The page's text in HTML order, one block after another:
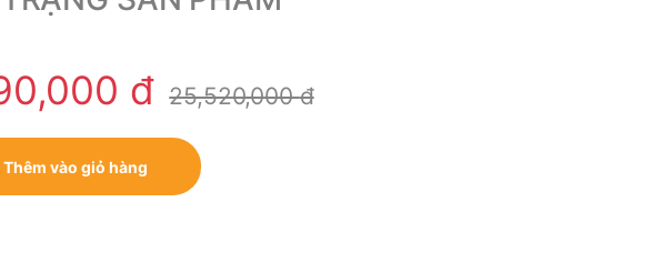
đ 25,520,000đ
Thêm vào giỏ hàng